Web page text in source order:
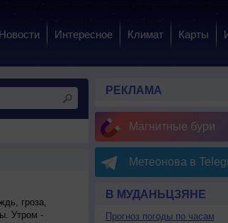
Новости Интересное Климат Карты
гроза,
Утром -
РЕКЛАМА
Магнитные бури
Метеонова в
В МУДАНЬЦЗЯНЕ
Прогноз погоды по часам